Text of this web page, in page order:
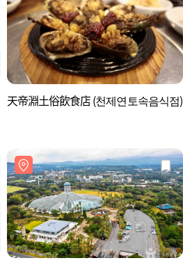
天帝淵土俗飲食店 (천제연토속음식점)